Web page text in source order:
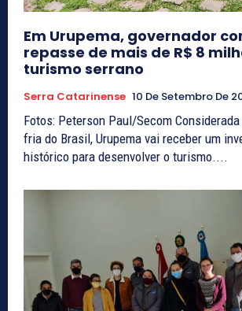
Em Urupema, governador
repasse de mais de R$ 8
turismo serrano
Serra Catarinense 10 De Setembro De
Fotos: Peterson Paul/Secom Considerada a cidade mais
fria do Brasil, Urupema vai receber um
histórico para desenvolver o turismo....